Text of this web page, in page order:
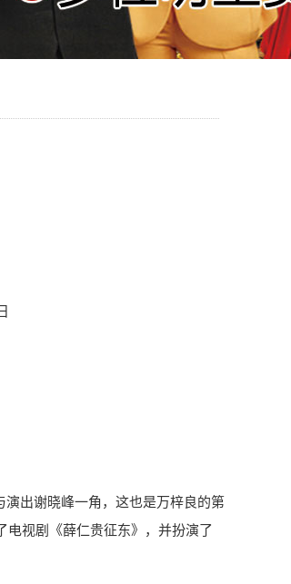
出谢晓峰一角，这也是万梓良的第
视剧《薛仁贵征东》，并扮演了